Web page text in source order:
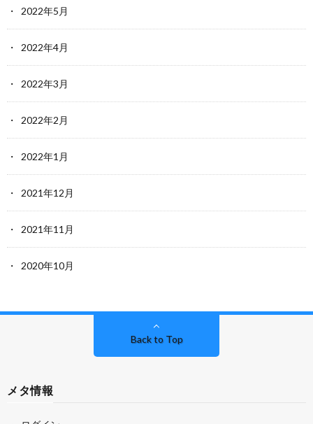
2022年5月
2022年4月
2022年3月
2022年2月
2022年1月
2021年12月
2021年11月
2020年10月
Back to Top
メタ情報